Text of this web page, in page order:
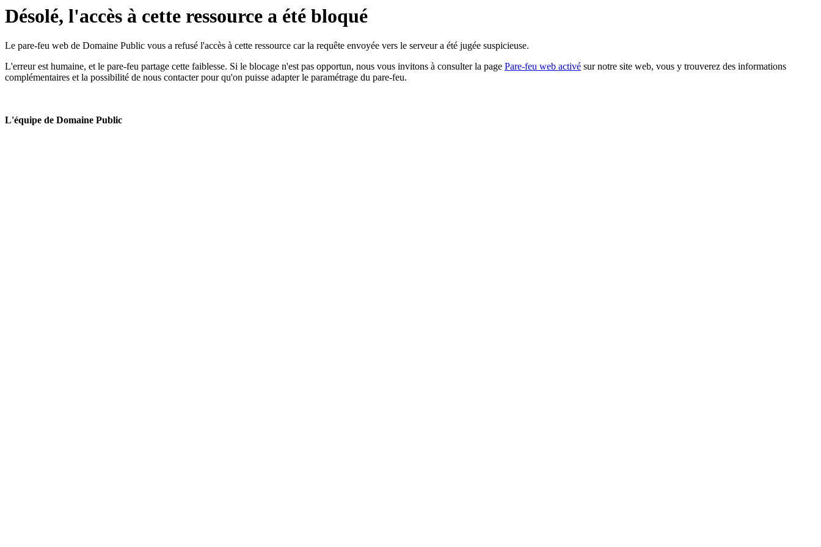
Désolé, l'accès à cette ressource a été bloqué
Le pare-feu web de Domaine Public vous a refusé l'accès à cette ressource car la requête envoyée vers le serveur a été jugée suspicieuse.
L'erreur est humaine, et le pare-feu partage cette faiblesse. Si le blocage n'est pas opportun, nous vous invitons à consulter la page Pare-feu web activé sur notre site web, vous y trouverez des informations
complémentaires et la possibilité de nous contacter pour qu'on puisse adapter le paramétrage du pare-feu.
L'équipe de Domaine Public